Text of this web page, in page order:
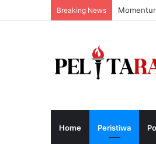
Breaking News
Home Peristiwa